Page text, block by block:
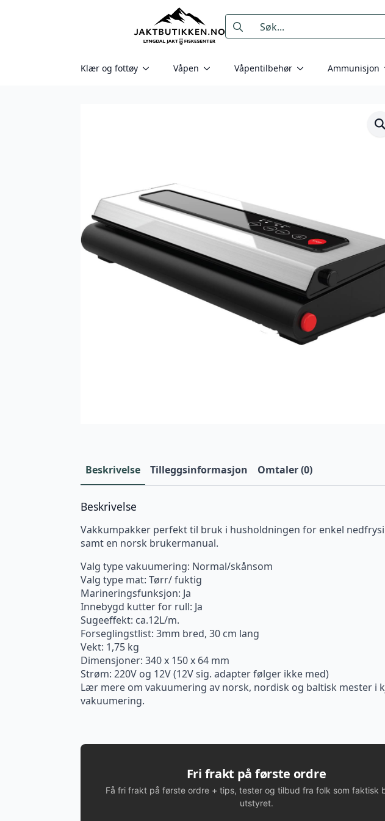
Search
for:
Klær og fottøy Våpen Våpentilbehør Ammunisjon
Beskrivelse Tilleggsinformasjon Omtaler (0)
Beskrivelse
Vakkumpakker perfekt til bruk i husholdningen for enkel
samt en norsk brukermanual.
Valg type vakuumering: Normal/skånsom
Valg type mat: Tørr/ fuktig
Marineringsfunksjon: Ja
Innebygd kutter for rull: Ja
Sugeeffekt: ca.12L/m.
Forseglingstlist: 3mm bred, 30 cm lang
Vekt: 1,75 kg
Dimensjoner: 340 x 150 x 64 mm
Strøm: 220V og 12V (12V sig. adapter følger ikke med)
Lær mere om vakuumering av norsk, nordisk og baltisk mester i
vakuumering.
Fri frakt på første ordre
Få fri frakt på første ordre + tips, tester og tilbud fra folk som faktisk
utstyret.